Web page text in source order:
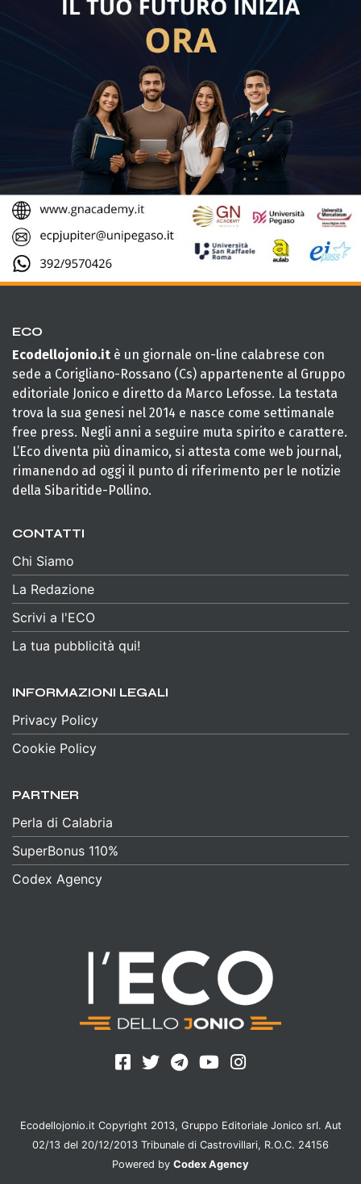
ECO
Ecodellojonio.it è un giornale on-line calabrese con
sede a Corigliano-Rossano (Cs) appartenente al Gruppo
editoriale Jonico e diretto da Marco Lefosse. La testata
trova la sua genesi nel 2014 e nasce come settimanale
free press. Negli anni a seguire muta spirito e carattere.
L’Eco diventa più dinamico, si attesta come web journal,
rimanendo ad oggi il punto di riferimento per le notizie
della Sibaritide-Pollino.
CONTATTI
Chi Siamo
La Redazione
Scrivi a l'ECO
La tua pubblicità qui!
INFORMAZIONI LEGALI
Privacy Policy
Cookie Policy
PARTNER
Perla di Calabria
SuperBonus 110%
Codex Agency
Ecodellojonio.it Copyright 2013, Gruppo Editoriale Jonico srl. Aut
02/13 del 20/12/2013 Tribunale di Castrovillari, R.O.C. 24156
Powered by Codex Agency